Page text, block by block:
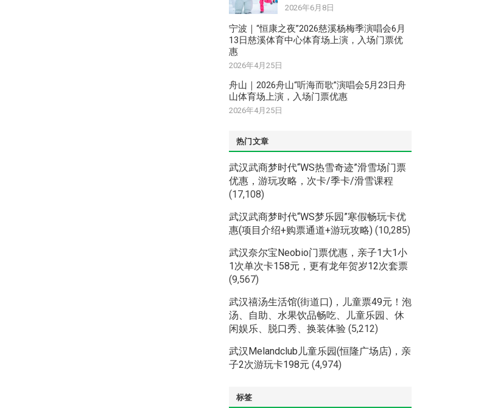
2026年6月8日
宁波｜“恒康之夜”2026慈溪杨梅季演唱会6月
13日慈溪体育中心体育场上演，入场门票优
惠
2026年4月25日
舟山｜2026舟山“听海而歌”演唱会5月23日舟
山体育场上演，入场门票优惠
2026年4月25日
热门文章
武汉武商梦时代“WS热雪奇迹”滑雪场门票
优惠，游玩攻略，次卡/季卡/滑雪课程
(17,108)
武汉武商梦时代“WS梦乐园”寒假畅玩卡优
惠(项目介绍+购票通道+游玩攻略) (10,285)
武汉奈尔宝Neobio门票优惠，亲子1大1小
1次单次卡158元，更有龙年贺岁12次套票
(9,567)
武汉禧汤生活馆(街道口)，儿童票49元！泡
汤、自助、水果饮品畅吃、儿童乐园、休
闲娱乐、脱口秀、换装体验 (5,212)
武汉Melandclub儿童乐园(恒隆广场店)，亲
子2次游玩卡198元 (4,974)
标签